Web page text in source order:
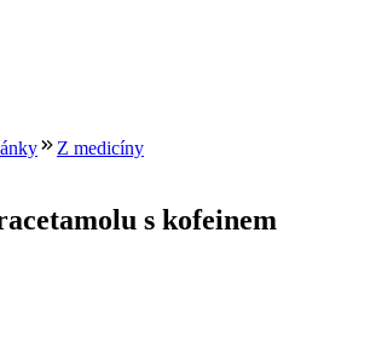
Z medicíny
s kofeinem